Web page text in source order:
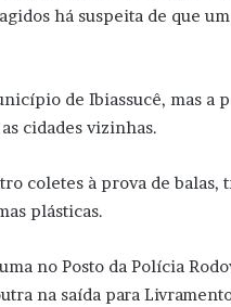
há suspeita de que
de Ibiassucê, mas a
cidades vizinhas.
coletes à prova de balas,
plásticas.
no Posto da Polícia
na saída para